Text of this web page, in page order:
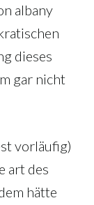
albany
dieses
gar nicht
vorläufig)
art des
hätte